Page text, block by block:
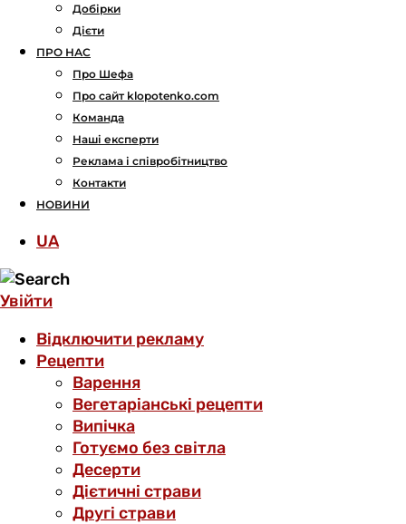
Добірки
Дієти
ПРО НАС
Про Шефа
Про сайт klopotenko.com
Команда
Наші експерти
Реклама і співробітництво
Контакти
НОВИНИ
UA
Увійти
Відключити рекламу
Рецепти
Варення
Вегетаріанські рецепти
Випічка
Готуємо без світла
Десерти
Дієтичні страви
Другі страви